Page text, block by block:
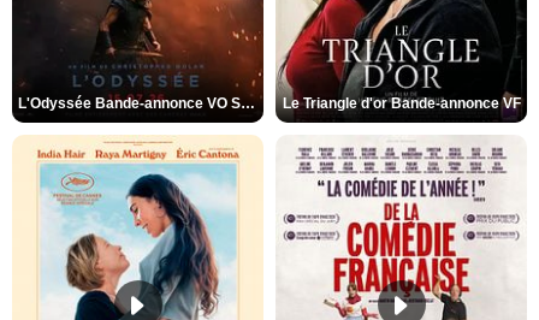
L'Odyssée Bande-annonce VO STFR Le Triangle d'or Bande-annonce VF